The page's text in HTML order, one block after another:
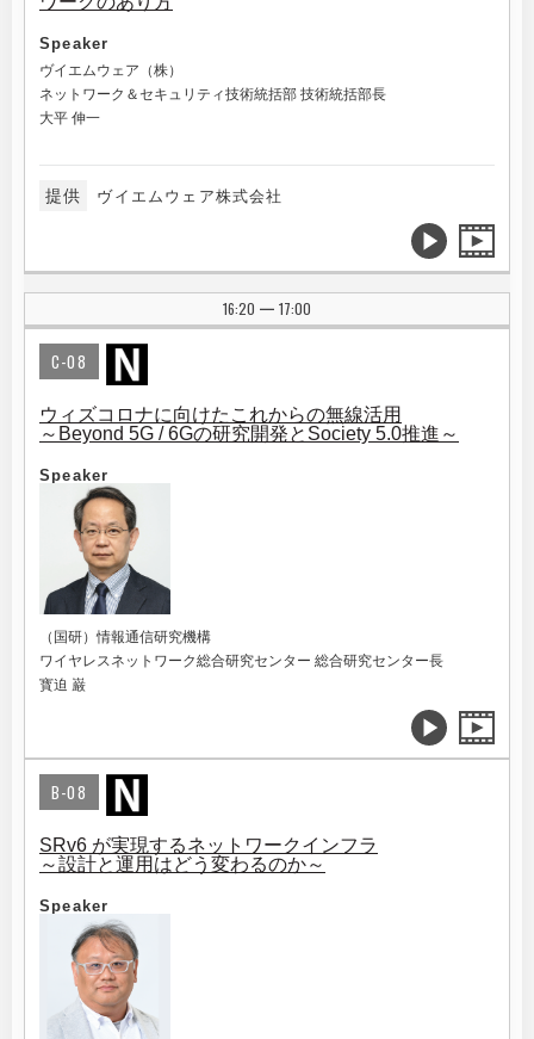
Speaker
ヴイエムウェア（株）
ネットワーク＆セキュリティ技術統括部 技術統括部長
大平 伸一
提供 ヴイエムウェア株式会社
16:20 | 17:00
C-08
ウィズコロナに向けたこれからの無線活用
～Beyond 5G / 6Gの研究開発とSociety 5.0推進～
Speaker
（国研）情報通信研究機構
ワイヤレスネットワーク総合研究センター 総合研究センター長
寳迫 巌
B-08
SRv6 が実現するネットワークインフラ
～設計と運用はどう変わるのか～
Speaker